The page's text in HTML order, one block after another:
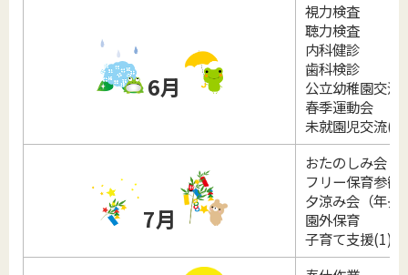
6月
視力検査
聴力検査
内科健診
歯科検診
公立幼稚園交流
春季運動会
未就園児交流
7月
おたのしみ会
フリー保育参観
夕涼み会（年長
園外保育
子育て支援(1)